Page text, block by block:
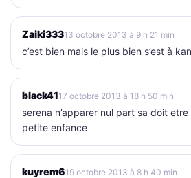
Zaiki33313 octobre 2013 à 9 h 21 min
c’est bien mais le plus bien s’est à
black4117 octobre 2013 à 18 h 50 min
serena n’apparer nul part sa doit
petite enfance
kuyrem619 octobre 2013 à 8 h 40 min